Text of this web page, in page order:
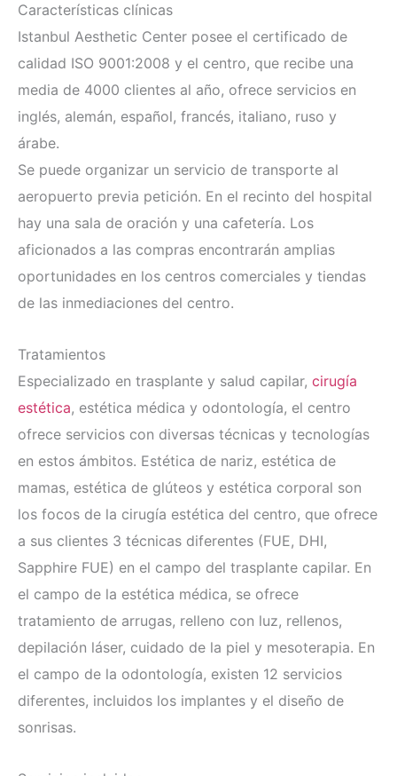
Características clínicas
Istanbul Aesthetic Center posee el certificado de
calidad ISO 9001:2008 y el centro, que recibe una
media de 4000 clientes al año, ofrece servicios en
inglés, alemán, español, francés, italiano, ruso y
árabe.
Se puede organizar un servicio de transporte al
aeropuerto previa petición. En el recinto del hospital
hay una sala de oración y una cafetería. Los
aficionados a las compras encontrarán amplias
oportunidades en los centros comerciales y tiendas
de las inmediaciones del centro.
Tratamientos
Especializado en trasplante y salud capilar, cirugía
estética, estética médica y odontología, el centro
ofrece servicios con diversas técnicas y tecnologías
en estos ámbitos. Estética de nariz, estética de
mamas, estética de glúteos y estética corporal son
los focos de la cirugía estética del centro, que ofrece
a sus clientes 3 técnicas diferentes (FUE, DHI,
Sapphire FUE) en el campo del trasplante capilar. En
el campo de la estética médica, se ofrece
tratamiento de arrugas, relleno con luz, rellenos,
depilación láser, cuidado de la piel y mesoterapia. En
el campo de la odontología, existen 12 servicios
diferentes, incluidos los implantes y el diseño de
sonrisas.